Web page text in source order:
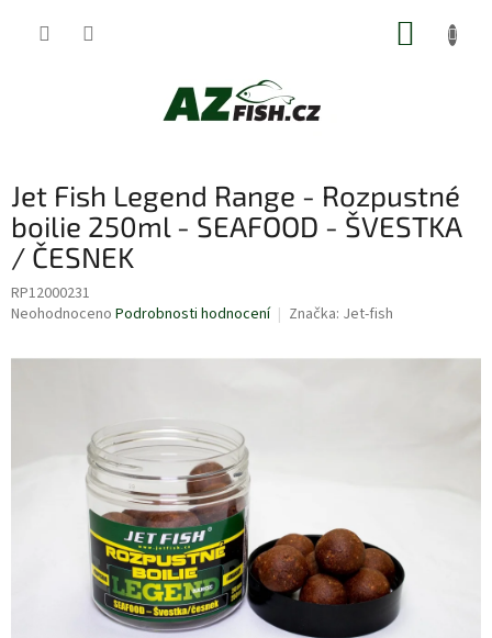
Jet Fish Legend Range - Rozpustné
boilie 250ml - SEAFOOD - ŠVESTKA
/ ČESNEK
RP12000231
Průměrné
produktu
Neohodnoceno Podrobnosti hodnocení Značka: Jet-fish